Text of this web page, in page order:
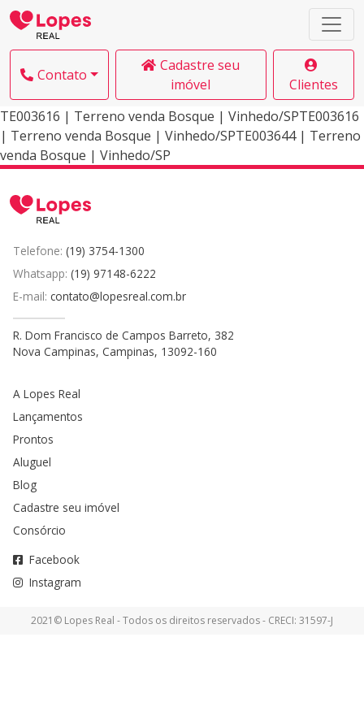
Contato
Cadastre seu
imóvel
Clientes
TE003616 | Terreno venda Bosque | Vinhedo/SPTE003616
| Terreno venda Bosque | Vinhedo/SPTE003644 | Terreno
venda Bosque | Vinhedo/SP
Telefone: (19) 3754-1300
Whatsapp: (19) 97148-6222
E-mail: contato@lopesreal.com.br
R. Dom Francisco de Campos Barreto, 382
Nova Campinas, Campinas, 13092-160
A Lopes Real
Lançamentos
Prontos
Aluguel
Blog
Cadastre seu imóvel
Consórcio
Facebook
Instagram
2021© Lopes Real - Todos os direitos reservados - CRECI: 31597-J